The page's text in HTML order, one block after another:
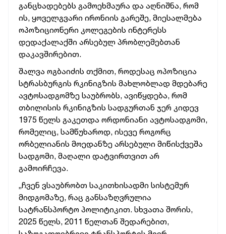
განცხადებებს გამოეხმაურა და აღნიშნა, რომ
ის, ყოველგვარი ირონიის გარეშე, მიესალმება
ოპოზიციონერი კოლეგების ინტერესს
დედაქალაქში არსებულ პრობლემებთან
დაკავშირებით.
შალვა ოგბაიძის თქმით, როდესაც ოპოზიცია
სტრასბურგის რკინიგზის მახლობლად მდებარე
ავტოსადგომზე საუბრობს, ავიწყდება, რომ
თბილისის რკინიგზის სადგურთან ჯერ კიდევ
1975 წელს გაკეთდა ორდონიანი ავტოსადგომი,
რომელიც, სამწუხაროდ, ისევე როგორც
ორბელიანის მოედანზე არსებული მიწისქვეშა
სადგომი, მაღალი დატვირთვით არ
გამოირჩევა.
„ჩვენ ვსაუბრობთ საკითხისადმი სისტემურ
მიდგომაზე, რაც განსაზღვრულია
სატრანსპორტო პოლიტიკით. სხვათა შორის,
2025 წელს, 2011 წელთან შედარებით,